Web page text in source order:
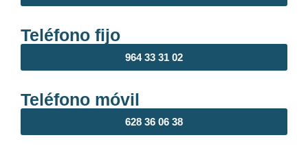
Teléfono fijo
964 33 31 02
Teléfono móvil
628 36 06 38